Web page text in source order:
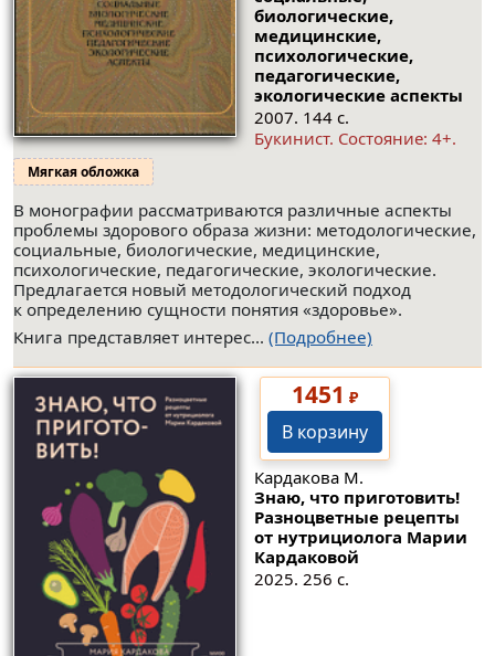
биологические,
медицинские,
психологические,
педагогические,
экологические аспекты
2007. 144 с.
Букинист. Состояние: 4+.
Мягкая обложка
В монографии рассматриваются различные аспекты
проблемы здорового образа жизни: методологические,
социальные, биологические, медицинские,
психологические, педагогические, экологические.
Предлагается новый методологический подход
к определению сущности понятия «здоровье».
Книга представляет интерес... (Подробнее)
1451 ₽
В корзину
Кардакова М.
Знаю, что приготовить!
Разноцветные рецепты
от нутрициолога Марии
Кардаковой
2025. 256 с.